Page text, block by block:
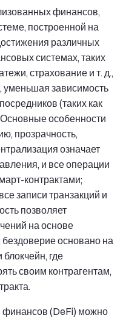
финансов,
построенной на
различных
системах, таких
страхование и т. д.,
уменьшая зависимость
(таких как
особенности
прозрачность,
означает
и все операции
контрактами;
записи транзакций и
позволяет
на основе
бездоверие основано на
где
своим контрагентам,
финансов (DeFi) можно